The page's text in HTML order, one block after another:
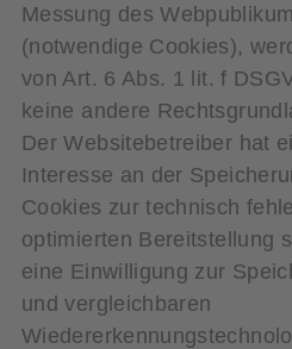
Messung des
(notwendige Cookies),
von Art. 6 Abs. 1 lit. f
keine andere
Der Websitebetreiber hat
Interesse an der
Cookies zur technisch
optimierten Bereitstellung
eine Einwilligung zur
und vergleichbaren